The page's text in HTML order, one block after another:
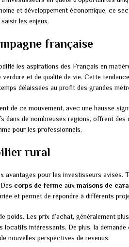
et développement économique, ce
les enjeux.
française
les aspirations des Français en
verdure et de qualité de vie. Cette
délaissées au profit des grandes
de ce mouvement, avec une hausse
dans de nombreuses régions, offrent des
pour les professionnels.
rural
avantages pour les investisseurs avisés.
corps de ferme aux maisons de
et permet de répondre à différents
poids. Les prix d’achat, généralement plus
locatifs intéressants. De plus, la
nouvelles perspectives de revenus.